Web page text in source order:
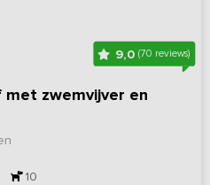
9,0 (70 reviews)
zwemvijver en
10